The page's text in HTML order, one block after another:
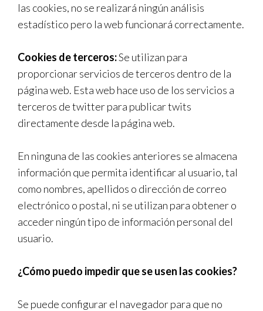
las cookies, no se realizará ningún análisis
estadístico pero la web funcionará correctamente.
Cookies de terceros:Se utilizan para
proporcionar servicios de terceros dentro de la
página web. Esta web hace uso de los servicios a
terceros de twitter para publicar twits
directamente desde la página web.
En ninguna de las cookies anteriores se almacena
información que permita identificar al usuario, tal
como nombres, apellidos o dirección de correo
electrónico o postal, ni se utilizan para obtener o
acceder ningún tipo de información personal del
usuario.
¿Cómo puedo impedir que se usen las cookies?
Se puede configurar el navegador para que no